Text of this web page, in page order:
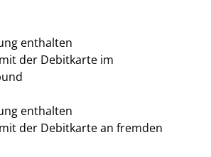
enthalten
der Debitkarte im
enthalten
der Debitkarte an fremden